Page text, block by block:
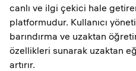
canlı ve ilgi çekici hale
platformudur. Kullanıcı
barındırma ve uzaktan
özellikleri sunarak uzaktan
artırır.